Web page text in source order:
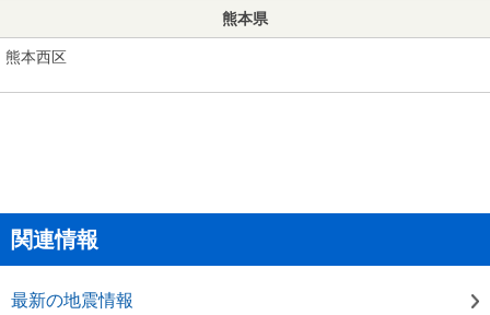
熊本県
熊本西区
関連情報
最新の地震情報